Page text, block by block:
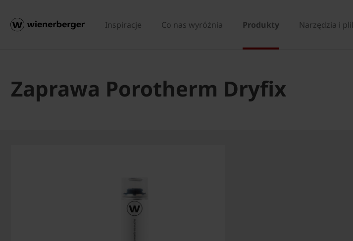
Inspiracje Co nas wyróżnia Produkty Narzędzia i
Zaprawa Porotherm Dryfix